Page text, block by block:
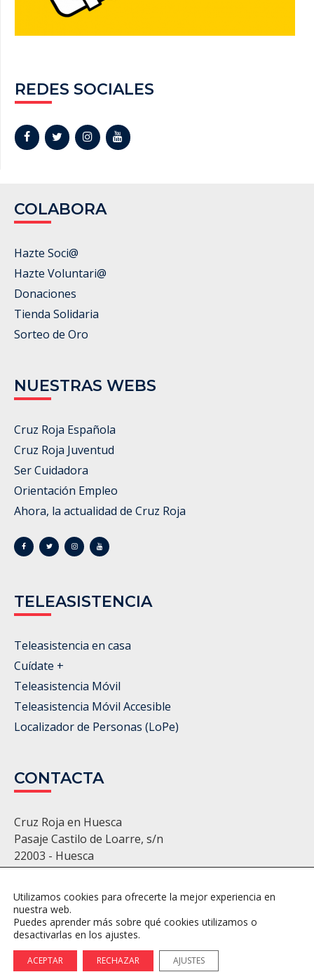
REDES SOCIALES
COLABORA
Hazte Soci@
Hazte Voluntari@
Donaciones
Tienda Solidaria
Sorteo de Oro
NUESTRAS WEBS
Cruz Roja Española
Cruz Roja Juventud
Ser Cuidadora
Orientación Empleo
Ahora, la actualidad de Cruz Roja
TELEASISTENCIA
Teleasistencia en casa
Cuídate +
Teleasistencia Móvil
Teleasistencia Móvil Accesible
Localizador de Personas (LoPe)
CONTACTA
Cruz Roja en Huesca
Pasaje Castilo de Loarre, s/n
22003 - Huesca
huesca@cruzroja.es
Política de Privacidad Política de Cookies
Utilizamos cookies para ofrecerte la mejor experiencia en
nuestra web.
Puedes aprender más sobre qué cookies utilizamos o
desactivarlas en los ajustes.
ACEPTAR RECHAZAR AJUSTES